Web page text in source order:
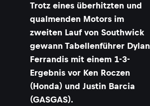
Trotz eines überhitzten und
qualmenden Motors im
zweiten Lauf von Southwick
gewann Tabellenführer Dylan
Ferrandis mit einem 1-3-
Ergebnis vor Ken Roczen
(Honda) und Justin Barcia
(GASGAS).